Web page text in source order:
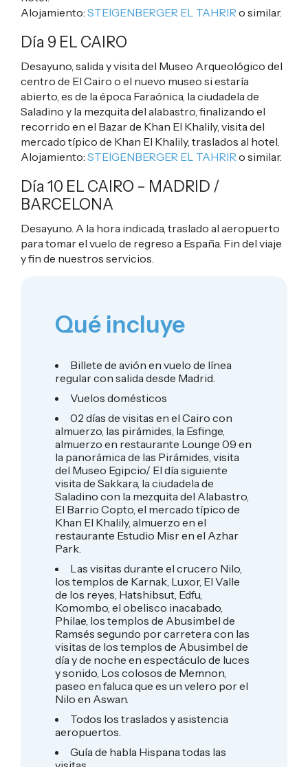
Alojamiento: STEIGENBERGER EL TAHRIR o similar.
Día 9 EL CAIRO
Desayuno, salida y visita del Museo Arqueológico del
centro de El Cairo o el nuevo museo si estaría
abierto, es de la época Faraónica, la ciudadela de
Saladino y la mezquita del alabastro, finalizando el
recorrido en el Bazar de Khan El Khalily, visita del
mercado típico de Khan El Khalily, traslados al hotel.
Alojamiento: STEIGENBERGER EL TAHRIR o similar.
Día 10 EL CAIRO – MADRID /
BARCELONA
Desayuno. A la hora indicada, traslado al aeropuerto
para tomar el vuelo de regreso a España. Fin del viaje
y fin de nuestros servicios.
Qué incluye
Billete de avión en vuelo de línea
regular con salida desde Madrid.
Vuelos domésticos
02 días de visitas en el Cairo con
almuerzo, las pirámides, la Esfinge,
almuerzo en restaurante Lounge 09 en
la panorámica de las Pirámides, visita
del Museo Egipcio/ El día siguiente
visita de Sakkara, la ciudadela de
Saladino con la mezquita del Alabastro,
El Barrio Copto, el mercado típico de
Khan El Khalily, almuerzo en el
restaurante Estudio Misr en el Azhar
Park.
Las visitas durante el crucero Nilo,
los templos de Karnak, Luxor, El Valle
de los reyes, Hatshibsut, Edfu,
Komombo, el obelisco inacabado,
Philae, los templos de Abusimbel de
Ramsés segundo por carretera con las
visitas de los templos de Abusimbel de
día y de noche en espectáculo de luces
y sonido, Los colosos de Memnon,
paseo en faluca que es un velero por el
Nilo en Aswan.
Todos los traslados y asistencia
aeropuertos.
Guía de habla Hispana todas las